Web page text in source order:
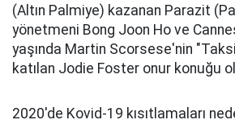
(Altın Palmiye) kazanan Parazit
yönetmeni Bong Joon Ho ve
yaşında Martin Scorsese'nin
katılan Jodie Foster onur konuğu
2020'de Kovid-19 kısıtlamaları